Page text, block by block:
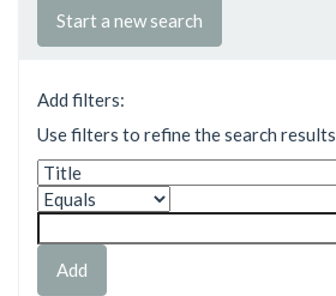
Start a new search
Add filters:
Use filters to refine the search results.